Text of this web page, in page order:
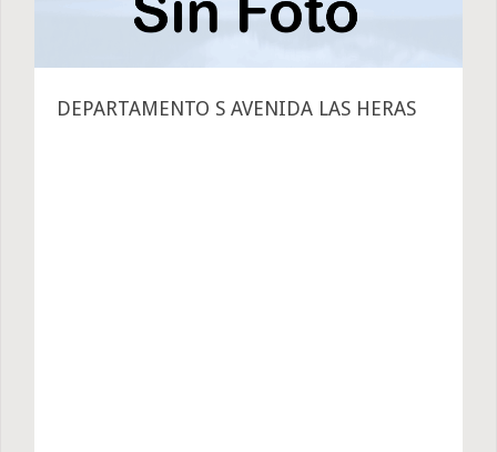
DEPARTAMENTO S AVENIDA LAS HERAS